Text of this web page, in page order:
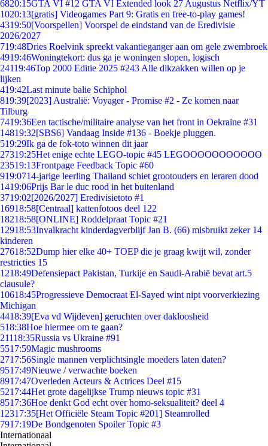
6820:15GTA VI #12 GTA VI Extended look 27 Augustus Netflix/YT
1020:13[gratis] Videogames Part 9: Gratis en free-to-play games!
4319:50[Voorspellen] Voorspel de eindstand van de Eredivisie
2026/2027
719:48Dries Roelvink spreekt vakantieganger aan om gele zwembroek
4919:46Woningtekort: dus ga je woningen slopen, logisch
24119:46Top 2000 Editie 2025 #243 Alle dikzakken willen op je
lijken
419:42Last minute balie Schiphol
819:39[2023] Australië: Voyager - Promise #2 - Ze komen naar
Tilburg
7419:36Een tactische/militaire analyse van het front in Oekraïne #31
14819:32[SBS6] Vandaag Inside #136 - Boekje pluggen.
519:29Ik ga de fok-toto winnen dit jaar
27319:25Het enige echte LEGO-topic #45 LEGOOOOOOOOOOO
23519:13Frontpage Feedback Topic #60
919:0714-jarige leerling Thailand schiet grootouders en leraren dood
1419:06Prijs Bar le duc rood in het buitenland
3719:02[2026/2027] Eredivisietoto #1
16918:58[Centraal] kattenfotoos deel 122
18218:58[ONLINE] Roddelpraat Topic #21
12918:53Invalkracht kinderdagverblijf Jan B. (66) misbruikt zeker 14
kinderen
27618:52Dump hier elke 40+ TOEP die je graag kwijt wil, zonder
restricties 15
1218:49Defensiepact Pakistan, Turkije en Saudi-Arabië bevat art.5
clausule?
10618:45Progressieve Democraat El-Sayed wint nipt voorverkiezing
Michigan
4418:39[Eva vd Wijdeven] geruchten over dakloosheid
518:38Hoe hiermee om te gaan?
21118:35Russia vs Ukraine #91
5517:59Magic mushrooms
2717:56Single mannen verplichtsingle moeders laten daten?
9517:49Nieuwe / verwachte boeken
8917:47Overleden Acteurs & Actrices Deel #15
5217:44Het grote dagelijkse Trump nieuws topic #31
8517:36Hoe denkt God echt over homo-seksualiteit? deel 4
12317:35[Het Officiële Steam Topic #201] Steamrolled
7917:19De Bondgenoten Spoiler Topic #3
Internationaal